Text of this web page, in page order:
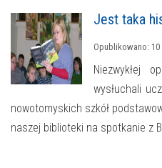
Jest taka
Opublikowano: 10
Niezwykłej
wysłuchali
nowotomyskich szkół
naszej biblioteki na spotkanie z